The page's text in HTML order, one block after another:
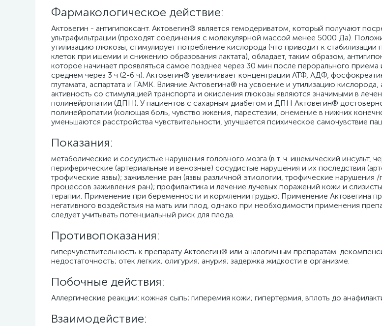
Фармакологическое действие:
Актовегин - антигипоксант. Актовегин® является гемодериватом, который получают
ультрафильтрации (проходят соединения с молекулярной массой менее 5000 Да).
утилизацию глюкозы, стимулирует потребление кислорода (что приводит к стабилизации
клеток при ишемии и снижению образования лактата), обладает, таким образом,
которое начинает проявляться самое позднее через 30 мин после перорального приема
среднем через 3 ч (2-6 ч). Актовегин® увеличивает концентрации АТФ, АДФ,
глутамата, аспартата и ГАМК. Влияние Актовегина® на усвоение и утилизацию
активность со стимуляцией транспорта и окисления глюкозы являются значимыми в
полинейропатии (ДПН). У пациентов с сахарным диабетом и ДПН Актовегин®
полинейропатии (колющая боль, чувство жжения, парестезии, онемение в нижних
уменьшаются расстройства чувствительности, улучшается психическое самочувствие
Показания:
метаболические и сосудистые нарушения головного мозга (в т. ч. ишемический инсульт,
периферические (артериальные и венозные) сосудистые нарушения и их последствия
трофические язвы); заживление ран (язвы различной этиологии, трофические
процессов заживления ран); профилактика и лечение лучевых поражений кожи и
терапии. Применение при беременности и кормлении грудью: Применение Актовегина
негативного воздействия на мать или плод, однако при необходимости применения
следует учитывать потенциальный риск для плода.
Противопоказания:
гиперчувствительность к препарату Актовегин® или аналогичным препаратам.
недостаточность; отек легких; олигурия; анурия; задержка жидкости в организме.
Побочные действия:
Аллергические реакции: кожная сыпь; гиперемия кожи; гипертермия, вплоть до
Взаимодействие: